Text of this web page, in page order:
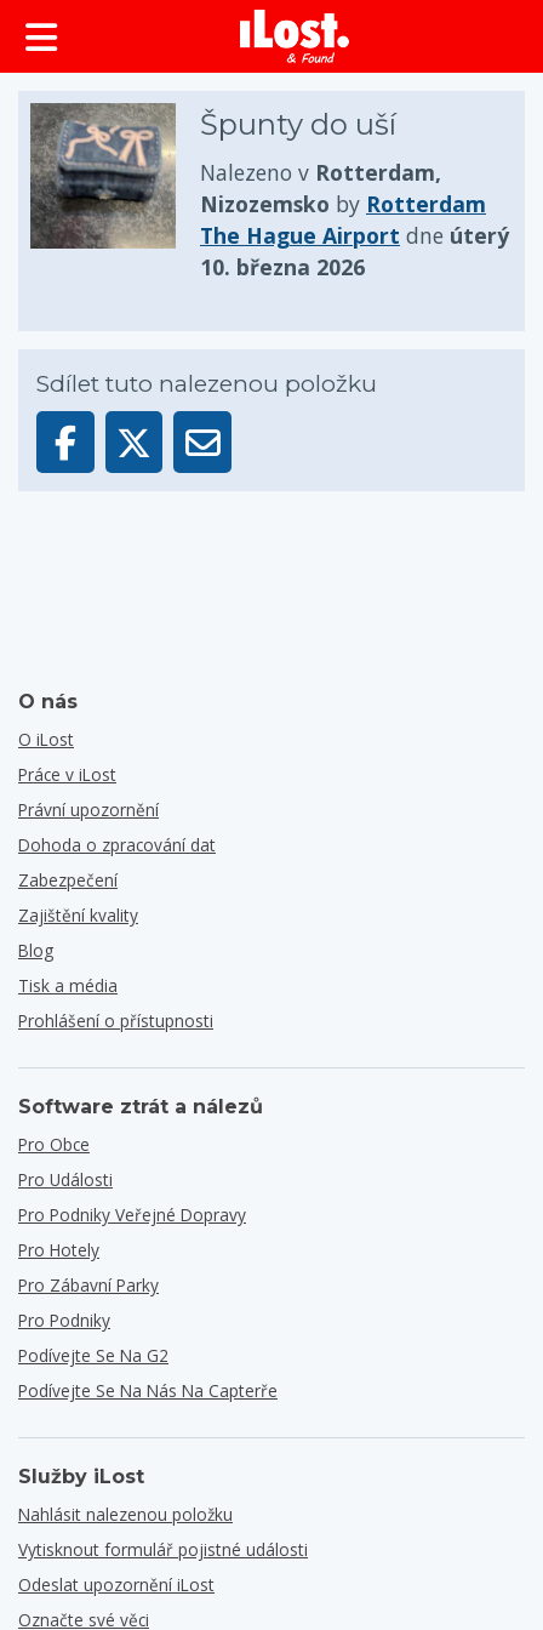
obsah
Špunty do uší
Nalezeno v Rotterdam,
Nizozemsko by Rotterdam
The Hague Airport dne úterý
10. března 2026
Sdílet tuto nalezenou položku
O nás
O iLost
Práce v iLost
Právní upozornění
Dohoda o zpracování dat
Zabezpečení
Zajištění kvality
Blog
Tisk a média
Prohlášení o přístupnosti
Software ztrát a nálezů
Pro Obce
Pro Události
Pro Podniky Veřejné Dopravy
Pro Hotely
Pro Zábavní Parky
Pro Podniky
Podívejte Se Na G2
Podívejte Se Na Nás Na Capterře
Služby iLost
Nahlásit nalezenou položku
Vytisknout formulář pojistné události
Odeslat upozornění iLost
Označte své věci